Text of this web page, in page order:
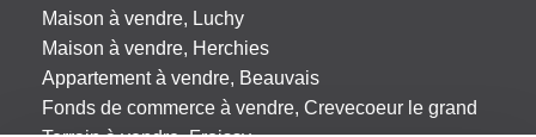
Maison à vendre, Luchy
Maison à vendre, Herchies
Appartement à vendre, Beauvais
Fonds de commerce à vendre, Crevecoeur le grand